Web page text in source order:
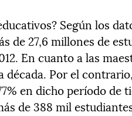
Según los
de 27,6 millones de
En cuanto a las
década. Por el
en dicho período de
de 388 mil